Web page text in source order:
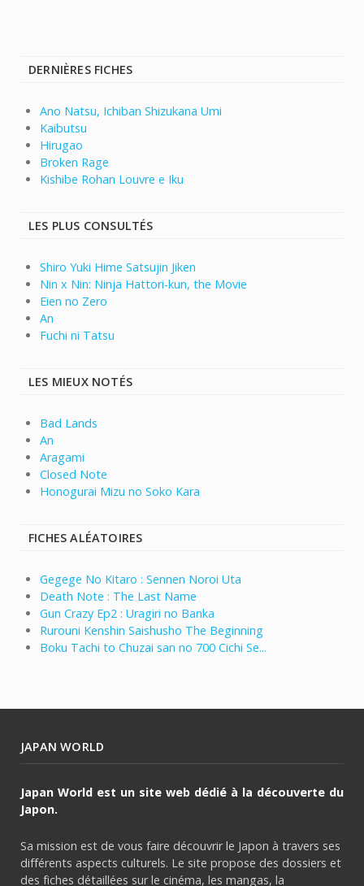
DERNIÈRES FICHES
Ano Natsu, Ichiban Shizukana Umi
Kaibutsu
Hirugao
Broken Rage
Kishibe Rohan Louvre e Iku
LES PLUS CONSULTÉS
Shiro Yuki Hime Satsujin Jiken
Nin x Nin: Ninja Hattori-kun, the Movie
Eien no Zero
An
Fuchi ni Tatsu
LES MIEUX NOTÉS
Bad Lands
An
Aragami
Closed Note
Honogurai Mizu no Soko Kara
FICHES ALÉATOIRES
Gegege No Kitaro : Sennen Noroi Uta
Death Note : The Last Name
Gun Crazy Ep2 : Uragiri no Banka
Rurouni Kenshin Saishusho The Beginning
Boku Tachi to Chuzai san no 700 Cichi Se...
JAPAN WORLD
Japan World est un site web dédié à la découverte du
Japon.
Sa mission est de vous faire découvrir le Japon à travers ses
différents aspects culturels. Le site propose des dossiers et
des fiches détaillées sur le cinéma, les mangas, la